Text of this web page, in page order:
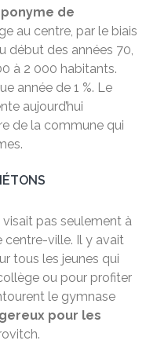
de
au centre, par le biais
début des années 70,
à 2 000 habitants.
année de 1 %. Le
aujourd’hui
de la commune qui
pas seulement à
centre-ville. Il y avait
tous les jeunes qui
ou pour profiter
le gymnase
pour les